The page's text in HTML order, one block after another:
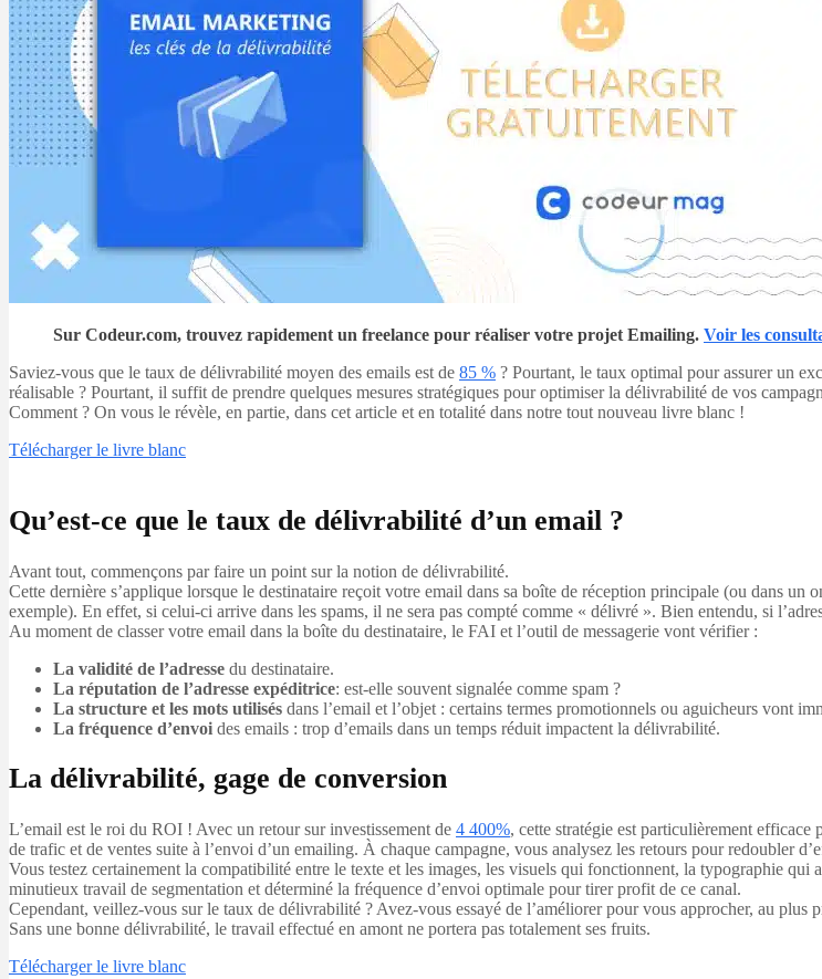
Sur Codeur.com, trouvez rapidement un freelance pour réaliser votre projet Emailing. Voir les
Saviez-vous que le taux de délivrabilité moyen des emails est de 85 % ? Pourtant, le taux optimal pour assurer un
réalisable ? Pourtant, il suffit de prendre quelques mesures stratégiques pour optimiser la délivrabilité de vos
Comment ? On vous le révèle, en partie, dans cet article et en totalité dans notre tout nouveau livre blanc !
Télécharger le livre blanc
Qu’est-ce que le taux de délivrabilité d’un email ?
Avant tout, commençons par faire un point sur la notion de délivrabilité.
Cette dernière s’applique lorsque le destinataire reçoit votre email dans sa boîte de réception principale (ou dans
exemple). En effet, si celui-ci arrive dans les spams, il ne sera pas compté comme « délivré ». Bien entendu, si
Au moment de classer votre email dans la boîte du destinataire, le FAI et l’outil de messagerie vont vérifier :
La validité de l’adresse du destinataire.
La réputation de l’adresse expéditrice: est-elle souvent signalée comme spam ?
La structure et les mots utilisés dans l’email et l’objet : certains termes promotionnels ou aguicheurs vont
La fréquence d’envoi des emails : trop d’emails dans un temps réduit impactent la délivrabilité.
La délivrabilité, gage de conversion
L’email est le roi du ROI ! Avec un retour sur investissement de 4 400%, cette stratégie est particulièrement
de trafic et de ventes suite à l’envoi d’un emailing. À chaque campagne, vous analysez les retours pour redoubler
Vous testez certainement la compatibilité entre le texte et les images, les visuels qui fonctionnent, la typographie
minutieux travail de segmentation et déterminé la fréquence d’envoi optimale pour tirer profit de ce canal.
Cependant, veillez-vous sur le taux de délivrabilité ? Avez-vous essayé de l’améliorer pour vous approcher, au plus
Sans une bonne délivrabilité, le travail effectué en amont ne portera pas totalement ses fruits.
Télécharger le livre blanc